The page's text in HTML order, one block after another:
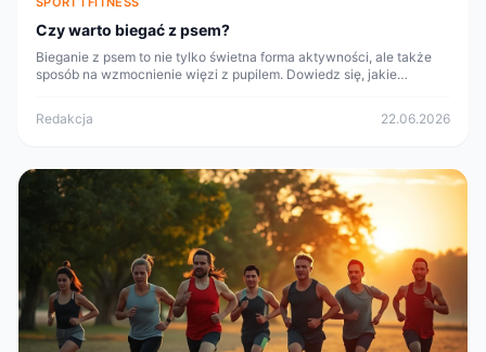
Czy warto biegać z psem?
Bieganie z psem to nie tylko świetna forma aktywności, ale także
sposób na wzmocnienie więzi z pupilem. Dowiedz się, jakie
Redakcja
22.06.2026